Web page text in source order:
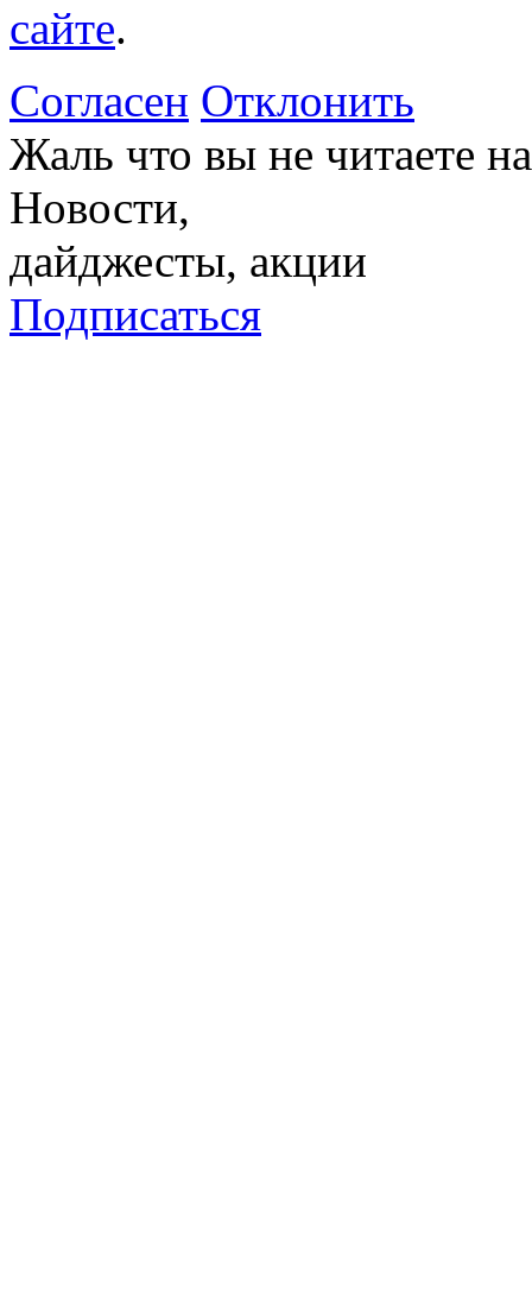
сайте.
Согласен Отклонить
Жаль что вы не читаете
Новости,
дайджесты, акции
Подписаться